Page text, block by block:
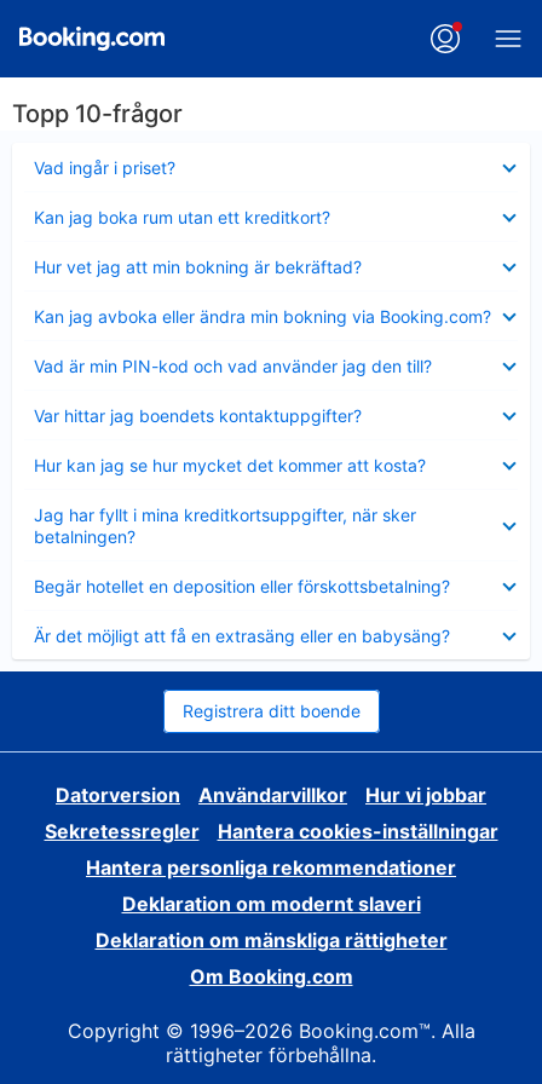
Topp 10-frågor
Vad ingår i priset?
mindre
Kan jag boka rum utan ett kreditkort?
mindre
Hur vet jag att min bokning är bekräftad?
mindre
Kan jag avboka eller ändra min bokning via Booking.com?
mindre
Vad är min PIN-kod och vad använder jag den till?
mindre
Var hittar jag boendets kontaktuppgifter?
mindre
Hur kan jag se hur mycket det kommer att kosta?
mindre
Jag har fyllt i mina kreditkortsuppgifter, när sker
betalningen?
mindre
Begär hotellet en deposition eller förskottsbetalning?
mindre
Är det möjligt att få en extrasäng eller en babysäng?
mindre
Registrera ditt boende
Datorversion Användarvillkor
Hur vi jobbar
Sekretessregler
Hantera cookies-inställningar
Hantera personliga rekommendationer
Deklaration om modernt slaveri
Deklaration om mänskliga rättigheter
Om Booking.com
Copyright © 1996–2026 Booking.com™. Alla
rättigheter förbehållna.